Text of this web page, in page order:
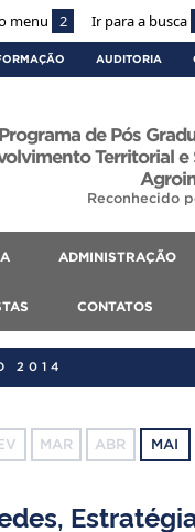
menu 2 Ir para a busca
AUDITORIA
de Pós
Territorial e
Reconhecido
ADMINISTRAÇÃO
CONTATOS
2014
MAR ABR MAI